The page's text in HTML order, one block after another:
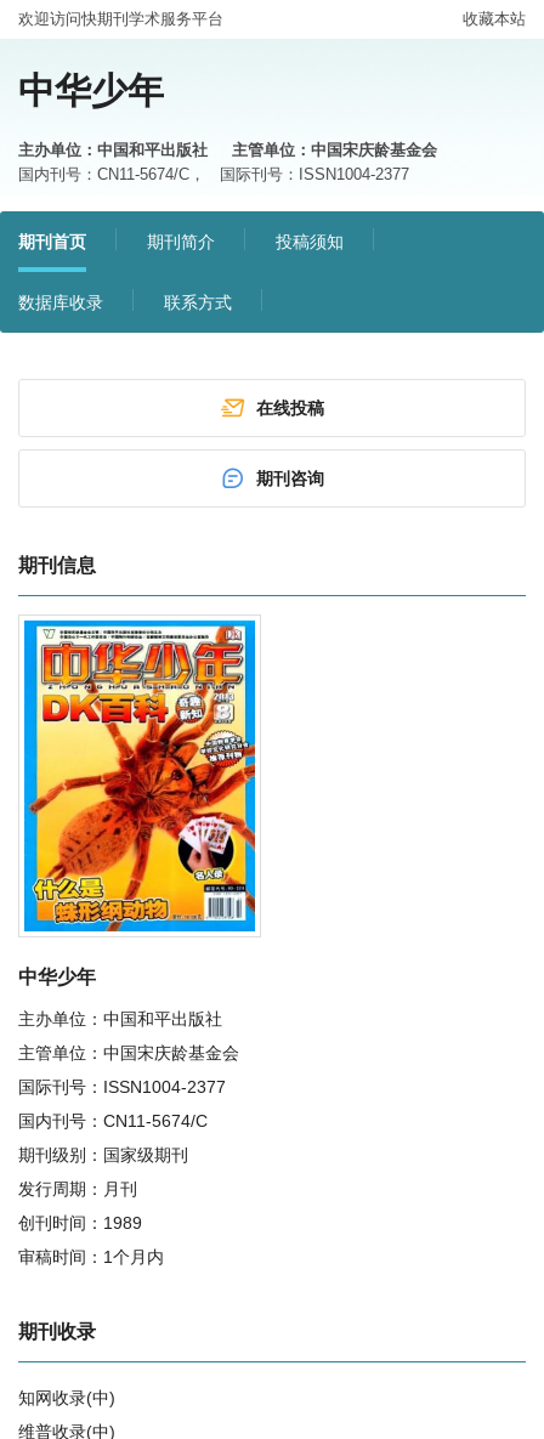
欢迎访问快期刊学术服务平台 收藏本站
中华少年
主办单位：中国和平出版社
主管单位：中国宋庆龄基金会
国内刊号：CN11-5674/C，
国际刊号：ISSN1004-2377
期刊首页 期刊简介 投稿须知
数据库收录 联系方式
在线投稿
期刊咨询
期刊信息
中华少年
主办单位：中国和平出版社
主管单位：中国宋庆龄基金会
国际刊号：ISSN1004-2377
国内刊号：CN11-5674/C
期刊级别：国家级期刊
发行周期：月刊
创刊时间：1989
审稿时间：1个月内
期刊收录
知网收录(中)
维普收录(中)